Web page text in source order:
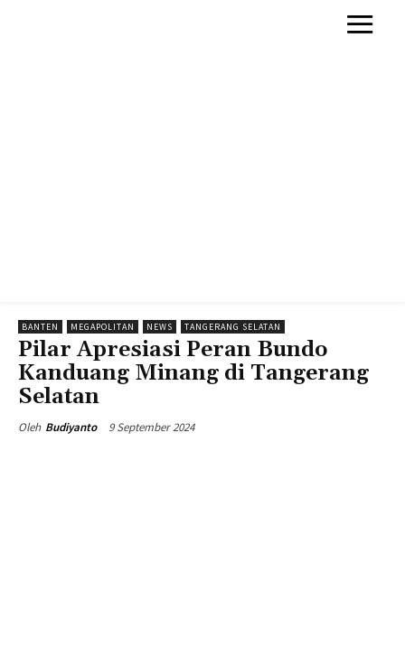
BANTEN MEGAPOLITAN NEWS TANGERANG SELATAN
Pilar Apresiasi Peran Bundo
Kanduang Minang di Tangerang
Selatan
Oleh Budiyanto 9 September 2024